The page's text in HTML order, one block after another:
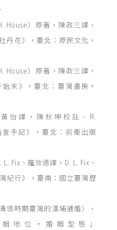
）原著，陳政三譯，
丹花》，臺北：原民文化，
）原著，陳政三譯，
末》，臺北：臺灣書房。
黃怡譯，陳秋坤校註、R.
查手記》，臺北：前衛出版
Fix、羅效德譯，D. L. Fix、
紀行》，臺南：國立臺灣歷
領時期臺灣的漢埔通婚〉，
地位·婚姻型態」